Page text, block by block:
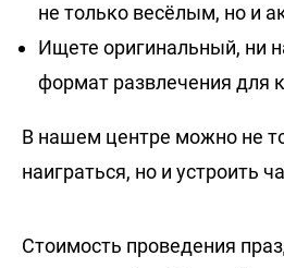
не только весёлым, но и
Ищете оригинальный, ни
формат развлечения для
В нашем центре можно не
наиграться, но и устроить
Стоимость проведения